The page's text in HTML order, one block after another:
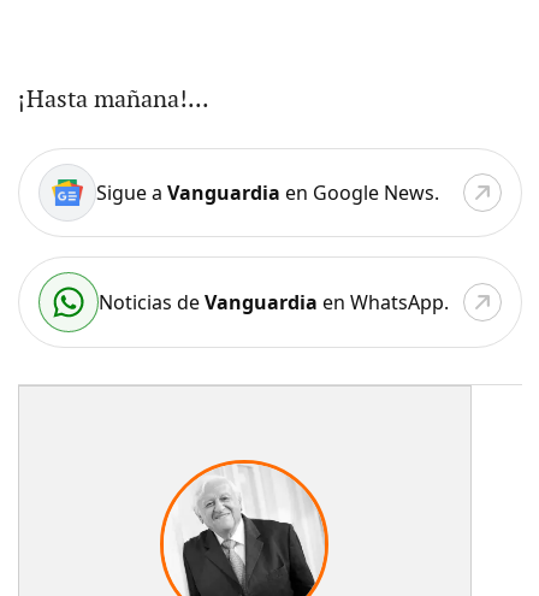
¡Hasta mañana!...
Sigue a Vanguardia en Google News.
Noticias deVanguardia en WhatsApp.